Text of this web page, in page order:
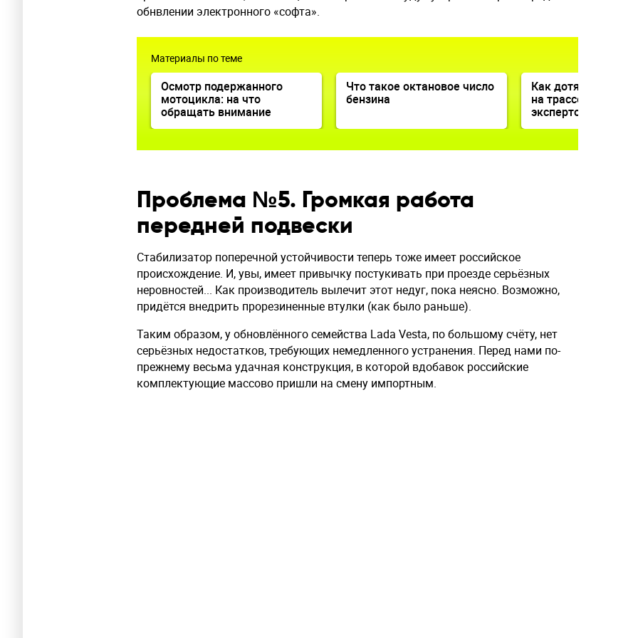
обнвлении электронного «софта».
Материалы по теме
Осмотр подержанного
мотоцикла: на что
обращать внимание
Что такое октановое число
бензина
Как дотянуть до
на трассе: советы
экспертов
Проблема №5. Громкая работа
передней подвески
Стабилизатор поперечной устойчивости теперь тоже имеет российское
происхождение. И, увы, имеет привычку постукивать при проезде серьёзных
неровностей... Как производитель вылечит этот недуг, пока неясно. Возможно,
придётся внедрить прорезиненные втулки (как было раньше).
Таким образом, у обновлённого семейства Lada Vesta, по большому счёту, нет
серьёзных недостатков, требующих немедленного устранения. Перед нами по-
прежнему весьма удачная конструкция, в которой вдобавок российские
комплектующие массово пришли на смену импортным.